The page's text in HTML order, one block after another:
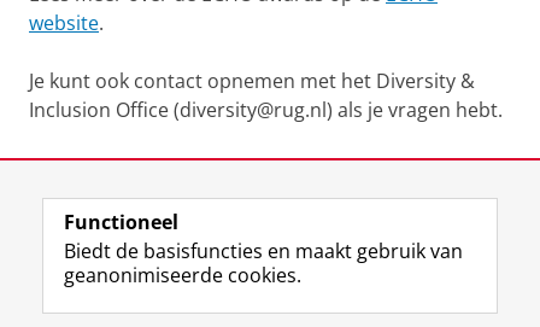
website.
Je kunt ook contact opnemen met het Diversity &
Inclusion Office (diversity@rug.nl) als je vragen hebt.
View this page in:English
Volg de RUG F L R I Y
Functioneel
Biedt de basisfuncties en maakt gebruik van
geanonimiseerde cookies.